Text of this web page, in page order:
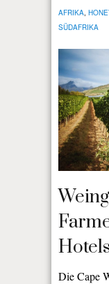
AFRIKA,
SÜDAFRIKA
Hotels
Die Cape